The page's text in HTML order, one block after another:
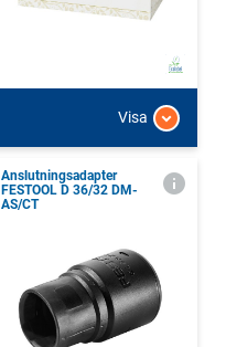
Visa
Anslutningsadapter
FESTOOL D 36/32 DM-
AS/CT